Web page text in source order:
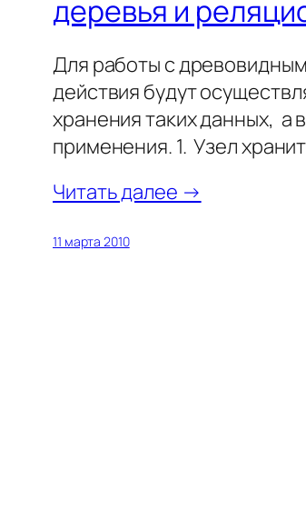
деревья и
Для работы с
действия будут
хранения таких данных, а
применения. 1. Узел
Читать далее →
11 марта 2010